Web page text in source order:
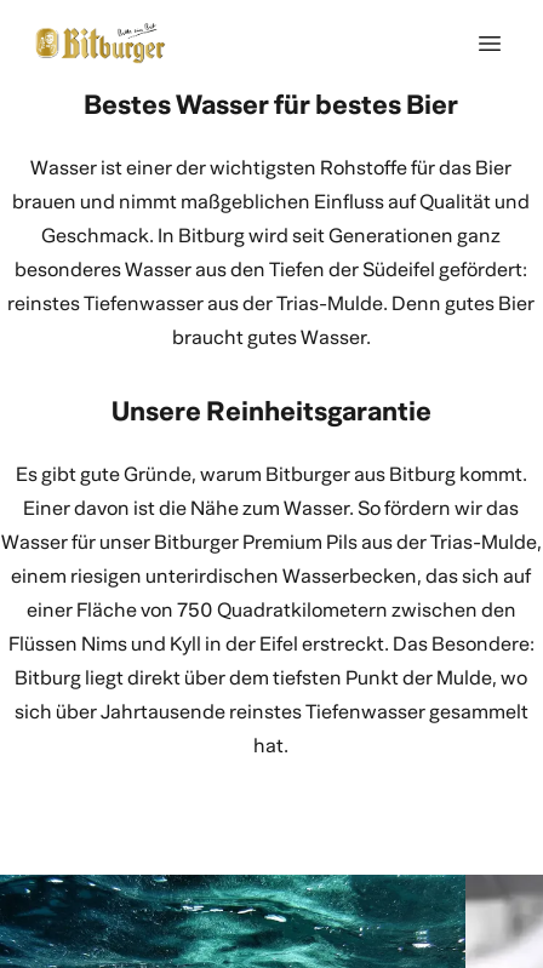
Bestes Wasser für bestes Bier
Wasser ist einer der wichtigsten Rohstoffe für das Bier
brauen und nimmt maßgeblichen Einfluss auf Qualität und
Geschmack. In Bitburg wird seit Generationen ganz
besonderes Wasser aus den Tiefen der Südeifel gefördert:
reinstes Tiefenwasser aus der Trias-Mulde. Denn gutes Bier
braucht gutes Wasser.
Unsere Reinheitsgarantie
Es gibt gute Gründe, warum Bitburger aus Bitburg kommt.
Einer davon ist die Nähe zum Wasser. So fördern wir das
Wasser für unser Bitburger Premium Pils aus der Trias-Mulde,
einem riesigen unterirdischen Wasserbecken, das sich auf
einer Fläche von 750 Quadratkilometern zwischen den
Flüssen Nims und Kyll in der Eifel erstreckt. Das Besondere:
Bitburg liegt direkt über dem tiefsten Punkt der Mulde, wo
sich über Jahrtausende reinstes Tiefenwasser gesammelt
hat.